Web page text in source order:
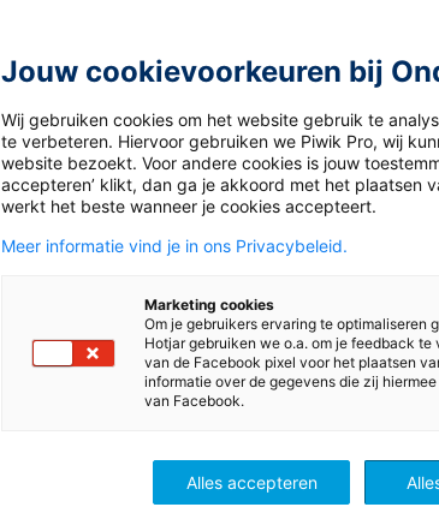
Column: Eens over het doel, niet
over de weg
Hoe werk je samen met mensen
verkent het in een workshop die
Het
in
Jouw cookievoorkeuren bij
Wij gebruiken cookies om het website gebruik te
te verbeteren. Hiervoor gebruiken we Piwik Pro, wij
website bezoekt. Voor andere cookies is jouw
accepteren’ klikt, dan ga je akkoord met het plaatsen
werkt het beste wanneer je cookies accepteert.
Meer informatie vind je in ons Privacybeleid.
Marketing cookies
Om je gebruikers ervaring te optimaliseren
Hotjar gebruiken we o.a. om je feedback
van de Facebook pixel voor het plaatsen
informatie over de gegevens die zij
van Facebook.
Alles accepteren